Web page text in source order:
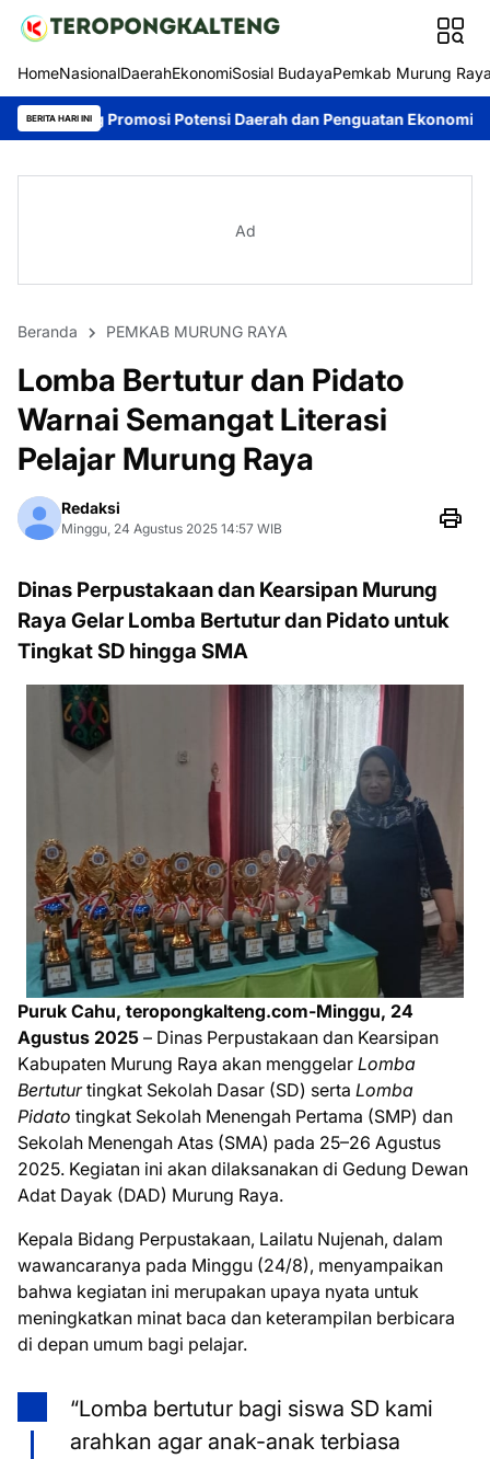
HomeNasionalDaerahEkonomiSosial BudayaPemkab Murung
BERITA HARI INI
Potensi Daerah dan Penguatan Ekonomi Lokal Kontingen
Ad
Beranda PEMKAB MURUNG RAYA
Lomba Bertutur dan Pidato
Warnai Semangat Literasi
Pelajar Murung Raya
Redaksi
Minggu, 24 Agustus 2025 14:57 WIB
Dinas Perpustakaan dan Kearsipan Murung
Raya Gelar Lomba Bertutur dan Pidato untuk
Tingkat SD hingga SMA
Puruk Cahu, teropongkalteng.com-Minggu, 24
Agustus 2025 – Dinas Perpustakaan dan Kearsipan
Kabupaten Murung Raya akan menggelar Lomba
Bertuturtingkat Sekolah Dasar (SD) serta Lomba
Pidato tingkat Sekolah Menengah Pertama (SMP) dan
Sekolah Menengah Atas (SMA) pada 25–26 Agustus
2025. Kegiatan ini akan dilaksanakan di Gedung Dewan
Adat Dayak (DAD) Murung Raya.
Kepala Bidang Perpustakaan, Lailatu Nujenah, dalam
wawancaranya pada Minggu (24/8), menyampaikan
bahwa kegiatan ini merupakan upaya nyata untuk
meningkatkan minat baca dan keterampilan berbicara
di depan umum bagi pelajar.
“Lomba bertutur bagi siswa SD kami
arahkan agar anak-anak terbiasa